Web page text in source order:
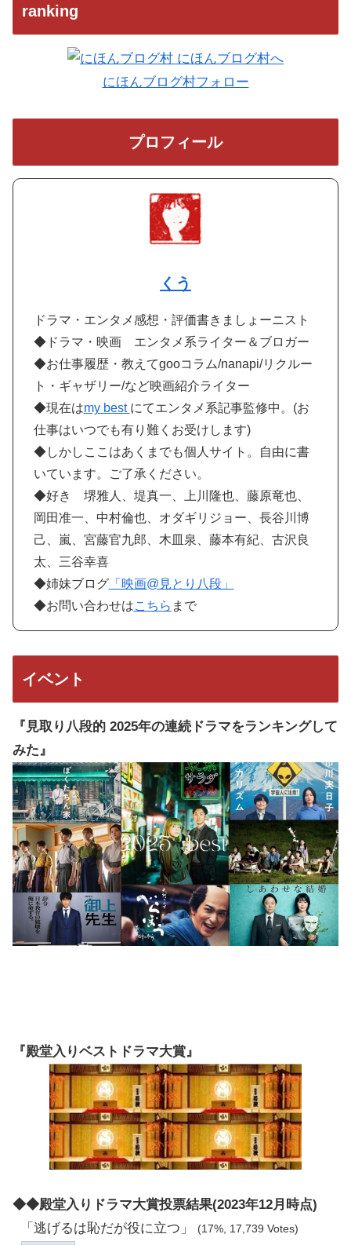
ranking
にほんブログ村フォロー
プロフィール
くう
ドラマ・エンタメ感想・評価書きましょーニスト
◆ドラマ・映画 エンタメ系ライター＆ブロガー
◆お仕事履歴・教えてgooコラム/nanapi/リクルー
ト・ギャザリー/など映画紹介ライター
◆現在はmy best にてエンタメ系記事監修中。(お
仕事はいつでも有り難くお受けします)
◆しかしここはあくまでも個人サイト。自由に書
いています。ご了承ください。
◆好き 堺雅人、堤真一、上川隆也、藤原竜也、
岡田准一、中村倫也、オダギリジョー、長谷川博
己、嵐、宮藤官九郎、木皿泉、藤本有紀、古沢良
太、三谷幸喜
◆姉妹ブログ「映画@見とり八段」
◆お問い合わせはこちら まで
イベント
『見取り八段的 2025年の連続ドラマをランキングして
みた』
『殿堂入りベストドラマ大賞』
◆◆殿堂入りドラマ大賞投票結果(2023年12月時点)
「逃げるは恥だが役に立つ」
(17%, 17,739 Votes)